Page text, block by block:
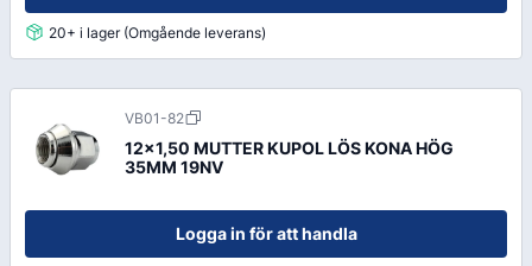
20+ i lager (Omgående leverans)
VB01-82
12x1,50 MUTTER KUPOL LÖS KONA HÖG
35MM 19NV
Logga in för att handla